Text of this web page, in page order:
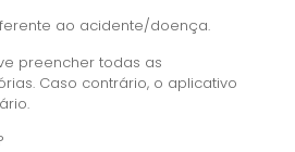
ao acidente/doença.
preencher todas as
Caso contrário, o aplicativo